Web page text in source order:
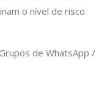
o nível de risco
de WhatsApp /